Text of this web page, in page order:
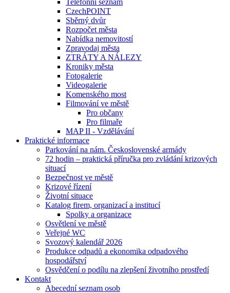
Telefonní seznam
CzechPOINT
Sběrný dvůr
Rozpočet města
Nabídka nemovitostí
Zpravodaj města
ZTRÁTY A NÁLEZY
Kroniky města
Fotogalerie
Videogalerie
Komenského most
Filmování ve městě
Pro občany
Pro filmaře
MAP II - Vzdělávání
Praktické informace
Parkování na nám. Československé armády
72 hodin – praktická příručka pro zvládání krizových
situací
Bezpečnost ve městě
Krizové řízení
Životní situace
Katalog firem, organizací a institucí
Spolky a organizace
Osvětlení ve městě
Veřejné WC
Svozový kalendář 2026
Produkce odpadů a ekonomika odpadového
hospodářství
Osvědčení o podílu na zlepšení životního prostředí
Kontakt
Abecední seznam osob